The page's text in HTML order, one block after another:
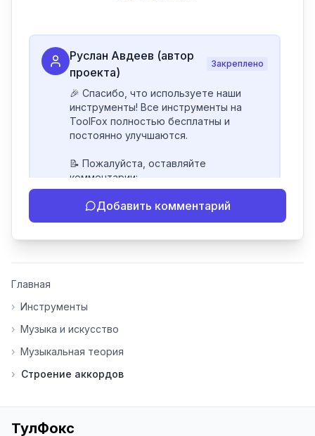
Руслан Авдеев (автор
проекта)
Закреплено
🎉 Спасибо, что используете наши
инструменты! Все инструменты на
ToolFox полностью бесплатны и
постоянно улучшаются.
📝 Пожалуйста, оставляйте
комментарии:
- Если инструмент работает
некорректно
инструменты нуждаются в доработке.
основе вашей обратной связи.
⭐ Если вам нравится ToolFox — буду
благодарен за отзыв о сайте в
наши инструменты!
Добавить комментарий
Главная
› Инструменты
› Музыка и искусство
› Музыкальная теория
› Строение аккордов
ТулФокс